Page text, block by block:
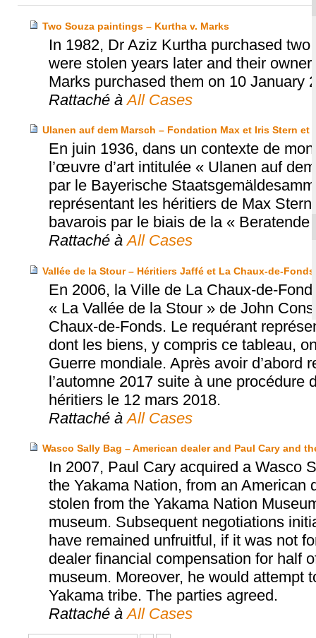
Two Souza paintings – Kurtha v. Marks
In 1982, Dr Aziz Kurtha purchased
were stolen years later and their
Marks purchased them on 10 January
Rattaché à All Cases
Ulanen auf dem Marsch – Fondation Max et Iris Stern et
En juin 1936, dans un contexte de
l’œuvre d’art intitulée « Ulanen auf
par le Bayerische
représentant les héritiers de Max
bavarois par le biais de la « Beratende
Rattaché à All Cases
Vallée de la Stour – Héritiers Jaffé et La Chaux-de-Fonds
En 2006, la Ville de La Chaux-de-
« La Vallée de la Stour » de John
Chaux-de-Fonds. Le requérant
dont les biens, y compris ce tableau,
Guerre mondiale. Après avoir d’abord
l’automne 2017 suite à une
héritiers le 12 mars 2018.
Rattaché à All Cases
Wasco Sally Bag – American dealer and Paul Cary and
In 2007, Paul Cary acquired a Wasco
the Yakama Nation, from an
stolen from the Yakama Nation
museum. Subsequent negotiations
have remained unfruitful, if it was not
dealer financial compensation for half
museum. Moreover, he would attempt
Yakama tribe. The parties agreed.
Rattaché à All Cases